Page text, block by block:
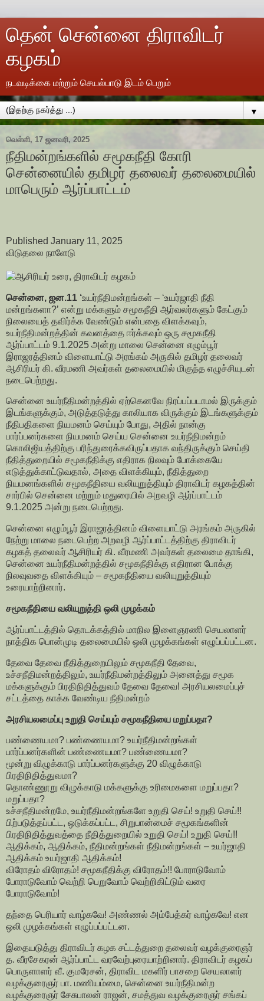
தென் சென்னை திராவிடர்
கழகம்
நடவடிக்கை மற்றும் செயல்பாடு இடம் பெறும்
▼
வெள்ளி, 17 ஜனவரி, 2025
நீதிமன்றங்களில் சமூகநீதி கோரி
சென்னையில் தமிழர் தலைவர் தலைமையில்
மாபெரும் ஆர்ப்பாட்டம்
Published January 11, 2025
விடுதலை நாளேடு
சென்னை, ஜன.11 ‘உயர்நீதிமன்றங்கள் – ‘உயர்ஜாதி நீதி
மன்றங்களா?’ என்று மக்களும் சமூகநீதி ஆர்வலர்களும் கேட்கும்
நிலையைத் தவிர்க்க வேண்டும் என்பதை விளக்கவும்,
உயர்நீதிமன்றத்தின் கவனத்தை ஈர்க்கவும் ஒரு சமூகநீதி
ஆர்ப்பாட்டம் 9.1.2025 அன்று மாலை சென்னை எழும்பூர்
இராஜரத்தினம் விளையாட்டு அரங்கம் அருகில் தமிழர் தலைவர்
ஆசிரியர் கி. வீரமணி அவர்கள் தலைமையில் மிகுந்த எழுச்சியுடன்
நடைபெற்றது.
சென்னை உயர்நீதிமன்றத்தில் ஏற்கெனவே நிரப்பப்படாமல் இருக்கும்
இடங்களுக்கும், அடுத்தடுத்து காலியாக விருக்கும் இடங்களுக்கும்
நீதிபதிகளை நியமனம் செய்யும் போது, அதில் நான்கு
பார்ப்பனர்களை நியமனம் செய்ய சென்னை உயர்நீதிமன்றம்
கொலிஜியத்திற்கு பரிந்துரைக்கவிருப்பதாக வந்திருக்கும் செய்தி
நீதித்துறையில் சமூகநீதிக்கு எதிராக நிலவும் போக்கையே
எடுத்துக்காட்டுவதால், அதை விளக்கியும், நீதித்துறை
நியமனங்களில் சமூகநீதியை வலியுறுத்தியும் திராவிடர் கழகத்தின்
சார்பில் சென்னை மற்றும் மதுரையில் அறவழி ஆர்ப்பாட்டம்
9.1.2025 அன்று நடைபெற்றது.
சென்னை எழும்பூர் இராஜரத்தினம் விளையாட்டு அரங்கம் அருகில்
நேற்று மாலை நடைபெற்ற அறவழி ஆர்ப்பாட்டத்திற்கு திராவிடர்
கழகத் தலைவர் ஆசிரியர் கி. வீரமணி அவர்கள் தலைமை தாங்கி,
சென்னை உயர்நீதிமன்றத்தில் சமூகநீதிக்கு எதிரான போக்கு
நிலவுவதை விளக்கியும் – சமூகநீதியை வலியுறுத்தியும்
உரையாற்றினார்.
சமூகநீதியை வலியுறுத்தி ஒலி முழக்கம்
ஆர்ப்பாட்டத்தில் தொடக்கத்தில் மாநில இளைஞரணி செயலாளர்
நாத்திக பொன்முடி தலைமையில் ஒலி முழக்கங்கள் எழுப்பப்பட்டன.
தேவை தேவை நீதித்துறையிலும் சமூகநீதி தேவை,
உச்சநீதிமன்றத்திலும், உயர்நீதிமன்றத்திலும் அனைத்து சமூக
மக்களுக்கும் பிரதிநிதித்துவம் தேவை தேவை! அரசியலமைப்புச்
சட்டத்தை காக்க வேண்டிய நீதிமன்றம்
அரசியலமைப்பு உறுதி செய்யும் சமூகநீதியை மறுப்பதா?
பண்ணையமா? பண்ணையமா? உயர்நீதிமன்றங்கள்
பார்ப்பனர்களின் பண்ணையமா? பண்ணையமா?
மூன்று விழுக்காடு பார்ப்பனர்களுக்கு 20 விழுக்காடு
பிரதிநிதித்துவமா?
தொண்ணூறு விழுக்காடு மக்களுக்கு உரிமைகளை மறுப்பதா?
மறுப்பதா?
உச்சநீதிமன்றமே, உயர்நீதிமன்றங்களே உறுதி செய்! உறுதி செய்!!
பிற்படுத்தப்பட்ட, ஒடுக்கப்பட்ட, சிறுபான்மைச் சமூகங்களின்
பிரதிநிதித்துவத்தை நீதித்துறையில் உறுதி செய்! உறுதி செய்!!
ஆதிக்கம், ஆதிக்கம், நீதிமன்றங்கள் நீதிமன்றங்கள் – உயர்ஜாதி
ஆதிக்கம் உயர்ஜாதி ஆதிக்கம்!
விரோதம் விரோதம்! சமூகநீதிக்கு விரோதம்!! போராடுவோம்
போராடுவோம் வெற்றி பெறுவோம் வெற்றிகிட்டும் வரை
போராடுவோம்!
தந்தை பெரியார் வாழ்கவே! அண்ணல் அம்பேத்கர் வாழ்கவே! என
ஒலி முழக்கங்கள் எழுப்பப்பட்டன.
இதையடுத்து திராவிடர் கழக சட்டத்துறை தலைவர் வழக்குரைஞர்
த. வீரசேகரன் ஆர்ப்பாட்ட வரவேற்புரையாற்றினார். திராவிடர் கழகப்
பொருளாளர் வீ. குமரேசன், திராவிட மகளிர் பாசறை செயலாளர்
வழக்குரைஞர் பா. மணியம்மை, சென்னை உயர்நீதிமன்ற
வழக்குரைஞர் சேசுபாலன் ராஜன், சமத்துவ வழக்குரைஞர் சங்கப்